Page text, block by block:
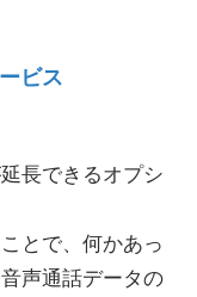
ビス
長できるオプシ
とで、何かあっ
声通話データの